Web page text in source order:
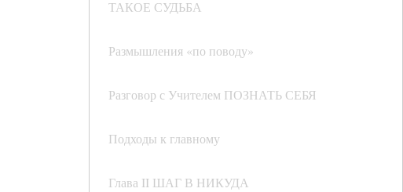
ТАКОЕ СУДЬБА
Размышления «по поводу»
Разговор с Учителем ПОЗНАТЬ СЕБЯ
Подходы к главному
Глава II ШАГ В НИКУДА